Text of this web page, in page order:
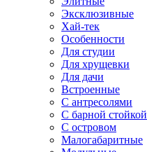
Эксклюзивные
Хай-тек
Особенности
Для студии
Для хрущевки
Для дачи
Встроенные
С антресолями
С барной стойкой
С островом
Малогабаритные